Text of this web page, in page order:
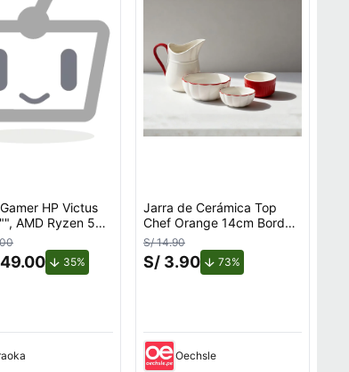
HP Victus
AMD Ryzen 5
NVIDIA GeForce
12GB RAM,
de 512GB,
35% de descuento.
Jarra de Cerámica Top
Chef Orange 14cm Borde
Rojo
S/ 14.90
S/ 3.90 73%
Oechsle